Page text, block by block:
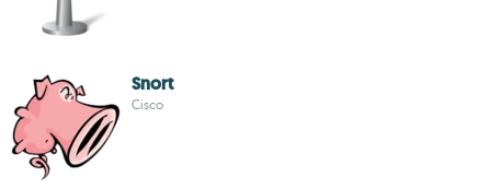
Snort
Cisco